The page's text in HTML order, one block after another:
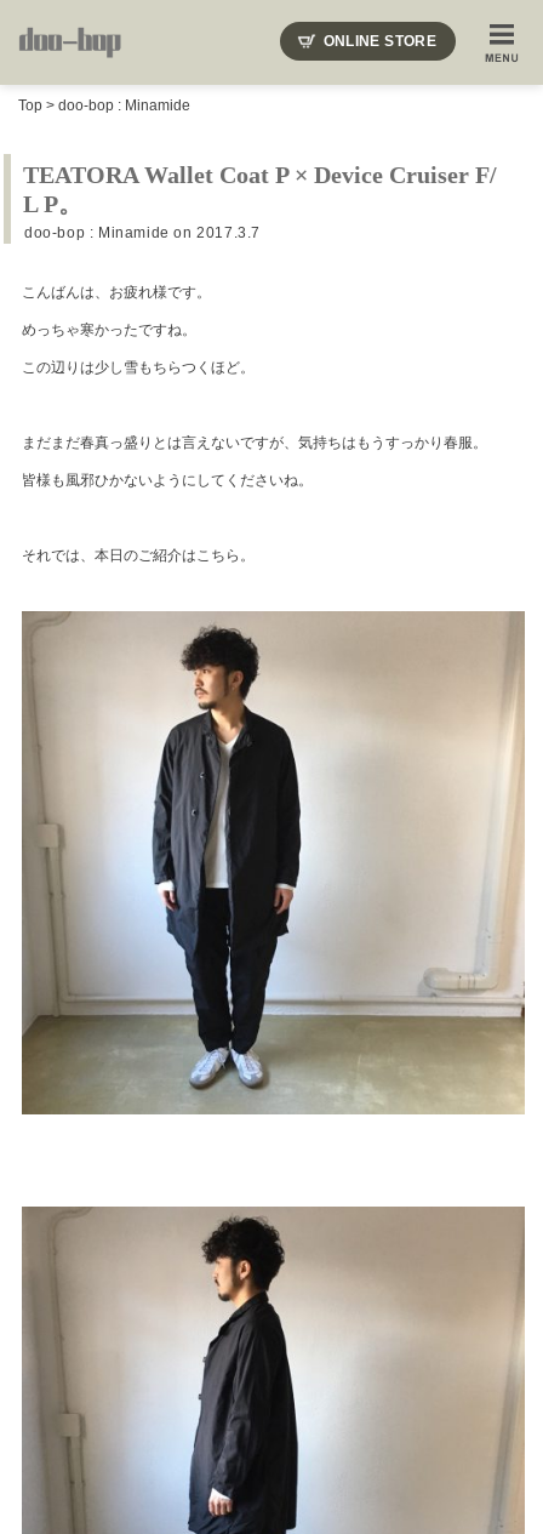
ONLINE STORE
Top > doo-bop : Minamide
TEATORA Wallet Coat P × Device Cruiser F/
L P。
doo-bop : Minamide on 2017.3.7
こんばんは、お疲れ様です。
めっちゃ寒かったですね。
この辺りは少し雪もちらつくほど。
まだまだ春真っ盛りとは言えないですが、気持ちはもうすっかり春服。
皆様も風邪ひかないようにしてくださいね。
それでは、本日のご紹介はこちら。